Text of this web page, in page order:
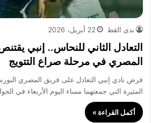
ندى القط 22 أبريل، 2026
التعادل الثاني للنحاس.. إنبي
المصري في مرحلة صراع التتويج
فرض نادي إنبي التعادل على فريق المصري
المثيرة التي جمعتهما مساء اليوم الأربعاء في
أكمل القراءة »